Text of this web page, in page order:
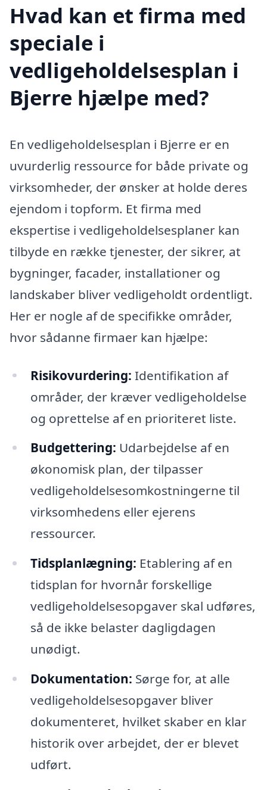
Hvad kan et firma med
speciale i
vedligeholdelsesplan i
Bjerre hjælpe med?
En vedligeholdelsesplan i Bjerre er en
uvurderlig ressource for både private og
virksomheder, der ønsker at holde deres
ejendom i topform. Et firma med
ekspertise i vedligeholdelsesplaner kan
tilbyde en række tjenester, der sikrer, at
bygninger, facader, installationer og
landskaber bliver vedligeholdt ordentligt.
Her er nogle af de specifikke områder,
hvor sådanne firmaer kan hjælpe:
Risikovurdering: Identifikation af
områder, der kræver vedligeholdelse
og oprettelse af en prioriteret liste.
Budgettering: Udarbejdelse af en
økonomisk plan, der tilpasser
vedligeholdelsesomkostningerne til
virksomhedens eller ejerens
ressourcer.
Tidsplanlægning: Etablering af en
tidsplan for hvornår forskellige
vedligeholdelsesopgaver skal udføres,
så de ikke belaster dagligdagen
unødigt.
Dokumentation: Sørge for, at alle
vedligeholdelsesopgaver bliver
dokumenteret, hvilket skaber en klar
historik over arbejdet, der er blevet
udført.